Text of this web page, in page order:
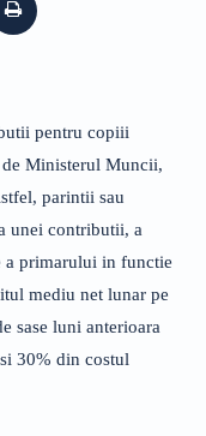
pentru copiii
Ministerul Muncii,
parintii sau
unei contributii, a
a primarului in functie
mediu net lunar pe
sase luni anterioara
30% din costul